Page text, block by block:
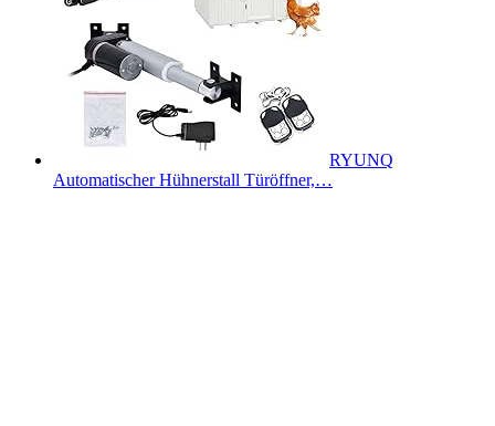
RYUNQ
Automatischer Hühnerstall Türöffner,…